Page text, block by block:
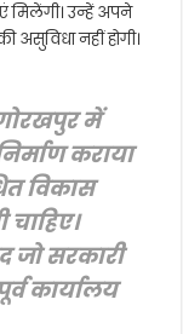
मिलेंगी। उन्हें अपने
नहीं होगी।
गोरखपुर में
कराया
विकास
चाहिए।
सरकारी
कार्यालय